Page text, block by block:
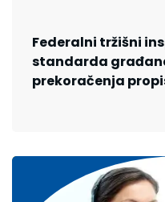
Federalni tržišni
standarda
prekoračenja